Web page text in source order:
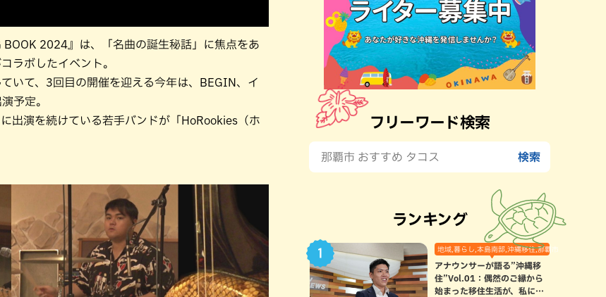
2024』は、「名曲の誕生秘話」に焦点をあ
ラボしたイベント。
いて、3回目の開催を迎える今年は、BEGIN、イ
予定。
出演を続けている若手バンドが「HoRookies（ホ
フリーワード検索
ランキング
地域,暮らし,本島南部,沖縄移住,那覇市
アナウンサーが語る”沖縄移
住”Vol.01：偶然のご縁から
始まった移住生活が、私にと